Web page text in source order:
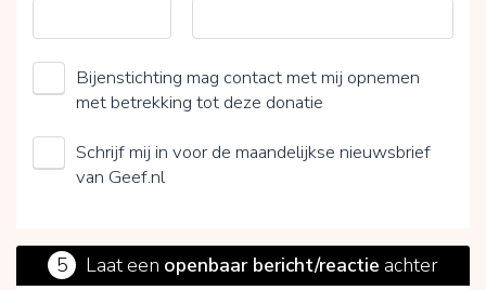
Bijenstichting mag contact met mij opnemen
met betrekking tot deze donatie
Schrijf mij in voor de maandelijkse nieuwsbrief
van Geef.nl
5 Laat een openbaar bericht/reactie achter